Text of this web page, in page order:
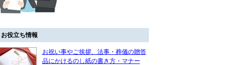
お役立ち情報
お祝い事やご挨拶、法事・葬儀の贈答
品にかけるのし紙の書き方・マナー